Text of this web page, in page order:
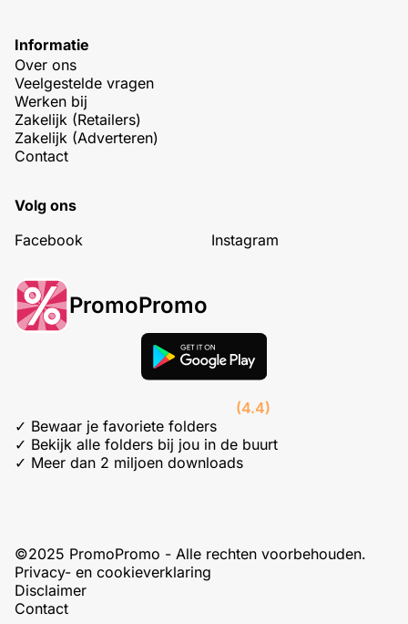
Informatie
Over ons
Veelgestelde vragen
Werken bij
Zakelijk (Retailers)
Zakelijk (Adverteren)
Contact
Volg ons
Facebook
Instagram
PromoPromo
(4.4)
✓ Bewaar je favoriete folders
✓ Bekijk alle folders bij jou in de buurt
✓ Meer dan 2 miljoen downloads
©2025 PromoPromo - Alle rechten voorbehouden.
Privacy- en cookieverklaring
Disclaimer
Contact